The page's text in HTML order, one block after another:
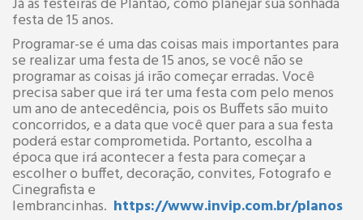
Já as festeiras de Plantão, como planejar sua sonhada
festa de 15 anos.
Programar-se é uma das coisas mais importantes para
se realizar uma festa de 15 anos, se você não se
programar as coisas já irão começar erradas. Você
precisa saber que irá ter uma festa com pelo menos
um ano de antecedência, pois os Buffets são muito
concorridos, e a data que você quer para a sua festa
poderá estar comprometida. Portanto, escolha a
época que irá acontecer a festa para começar a
escolher o buffet, decoração, convites, Fotografo e
Cinegrafista e
lembrancinhas. https://www.invip.com.br/planos